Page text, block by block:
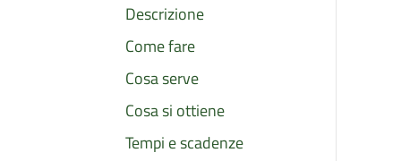
Descrizione
Come fare
Cosa serve
Cosa si ottiene
Tempi e scadenze